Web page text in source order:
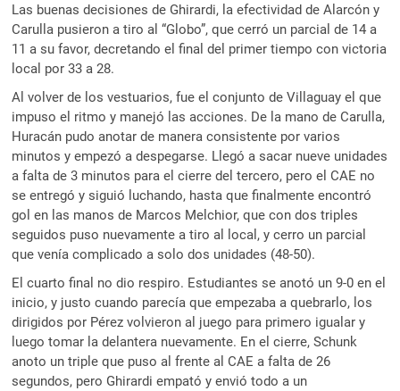
Las buenas decisiones de Ghirardi, la efectividad de Alarcón y
Carulla pusieron a tiro al “Globo”, que cerró un parcial de 14 a
11 a su favor, decretando el final del primer tiempo con victoria
local por 33 a 28.
Al volver de los vestuarios, fue el conjunto de Villaguay el que
impuso el ritmo y manejó las acciones. De la mano de Carulla,
Huracán pudo anotar de manera consistente por varios
minutos y empezó a despegarse. Llegó a sacar nueve unidades
a falta de 3 minutos para el cierre del tercero, pero el CAE no
se entregó y siguió luchando, hasta que finalmente encontró
gol en las manos de Marcos Melchior, que con dos triples
seguidos puso nuevamente a tiro al local, y cerro un parcial
que venía complicado a solo dos unidades (48-50).
El cuarto final no dio respiro. Estudiantes se anotó un 9-0 en el
inicio, y justo cuando parecía que empezaba a quebrarlo, los
dirigidos por Pérez volvieron al juego para primero igualar y
luego tomar la delantera nuevamente. En el cierre, Schunk
anoto un triple que puso al frente al CAE a falta de 26
segundos, pero Ghirardi empató y envió todo a un